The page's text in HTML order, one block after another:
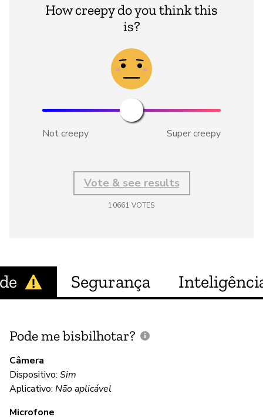
How creepy do you think this
is?
Not creepy Super creepy
Vote & see results
10661 VOTES
Segurança
Pode me bisbilhotar?
Câmera
Dispositivo: Sim
Aplicativo: Não aplicável
Microfone